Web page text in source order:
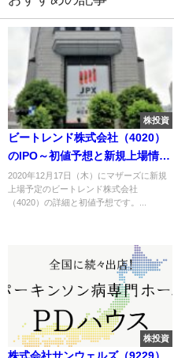
株投資
ビートレンド株式会社（4020）
のIPO～初値予想と新規上場情報
～
2020年12月17日（木）にマザーズに新規
上場予定のビートレンド株式会社
（4020）の詳細と初値予想です。...
株投資
株式会社サンウェルズ（9229）